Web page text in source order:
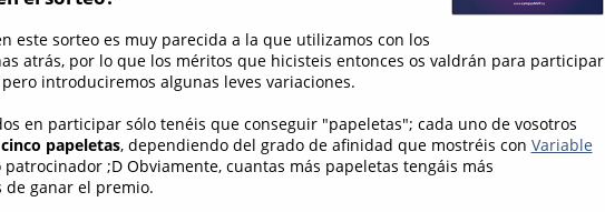
este sorteo es muy parecida a la que utilizamos con los
atrás, por lo que los méritos que hicisteis entonces os valdrán para participar
introduciremos algunas leves variaciones.
en participar sólo tenéis que conseguir "papeletas"; cada uno de vosotros
papeletas, dependiendo del grado de afinidad que mostréis con Variable
;D Obviamente, cuantas más papeletas tengáis más
ganar el premio.